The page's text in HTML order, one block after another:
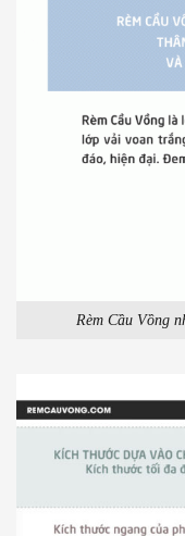
Rèm Cầu Vồng